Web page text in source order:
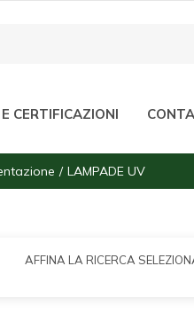
CERTIFICAZIONI
LAMPADE UV
AFFINA LA RICERCA